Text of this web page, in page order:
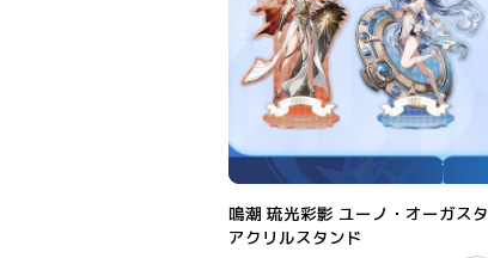
鳴潮 琉光彩影 ユーノ・オーガスタ
アクリルスタンド